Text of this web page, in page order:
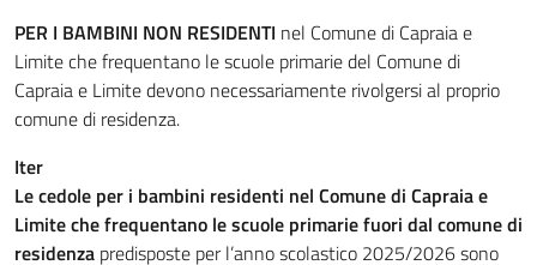
PER I BAMBINI NON RESIDENTI nel Comune di Capraia e
Limite che frequentano le scuole primarie del Comune di
Capraia e Limite devono necessariamente rivolgersi al proprio
comune di residenza.
Iter
Le cedole per i bambini residenti nel Comune di Capraia e
Limite che frequentano le scuole primarie fuori dal comune di
residenza predisposte per l’anno scolastico 2025/2026 sono